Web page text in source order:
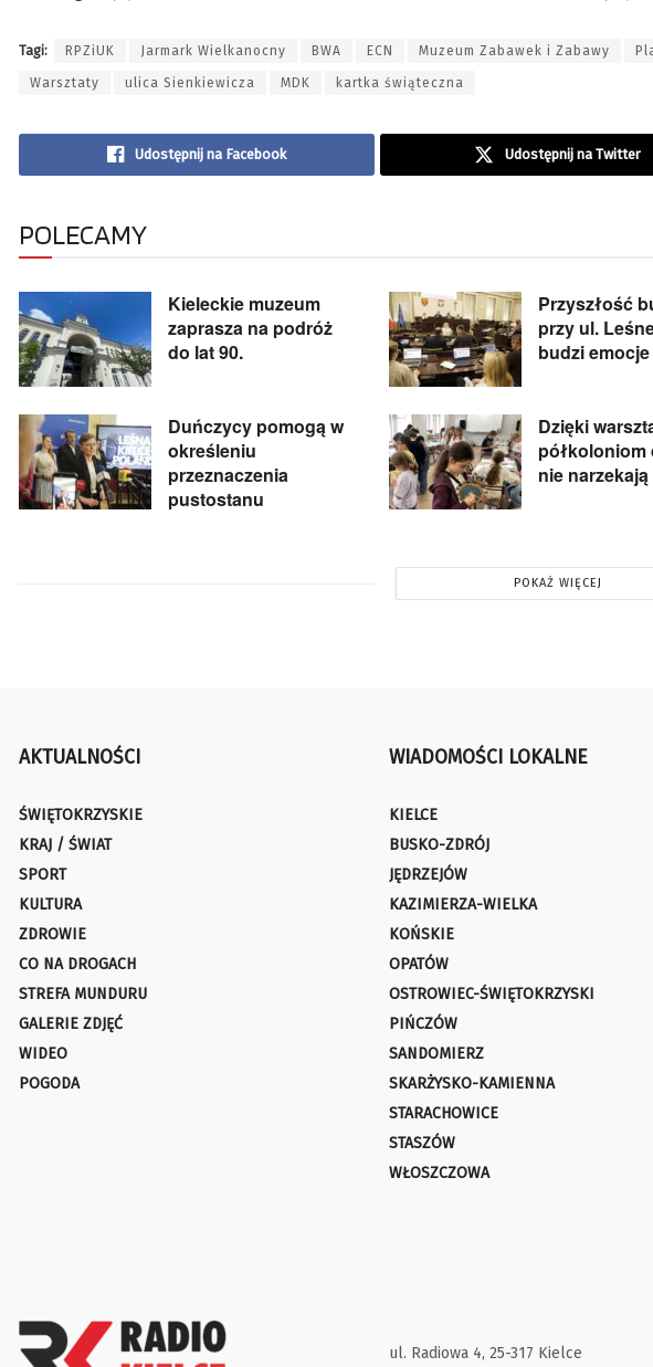
Tagi: RPZiUK Jarmark Wielkanocny BWA ECN Muzeum Zabawek i Zabawy
Warsztaty ulica Sienkiewicza MDK kartka świąteczna
Udostępnij na Facebook Udostępnij na Twitter
POLECAMY
Kieleckie muzeum
zaprasza na podróż
do lat 90.
Przyszłość
przy ul.
budzi emocje
Duńczycy pomogą w
określeniu
przeznaczenia
pustostanu
Dzięki
półkoloniom
nie
POKAŻ WIĘCEJ
AKTUALNOŚCI
ŚWIĘTOKRZYSKIE
KRAJ / ŚWIAT
SPORT
KULTURA
ZDROWIE
CO NA DROGACH
STREFA MUNDURU
GALERIE ZDJĘĆ
WIDEO
POGODA
WIADOMOŚCI LOKALNE
KIELCE
BUSKO-ZDRÓJ
JĘDRZEJÓW
KAZIMIERZA-WIELKA
KOŃSKIE
OPATÓW
OSTROWIEC-ŚWIĘTOKRZYSKI
PIŃCZÓW
SANDOMIERZ
SKARŻYSKO-KAMIENNA
STARACHOWICE
STASZÓW
WŁOSZCZOWA
ul. Radiowa 4, 25-317 Kielce